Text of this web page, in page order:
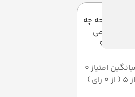
به این صفحه چه
امتیازی می
دهید؟
میانگین امتیاز 0
از 5 ( از 0 رای )